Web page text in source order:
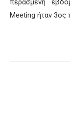
περασμένη
Meeting ήταν 3ος